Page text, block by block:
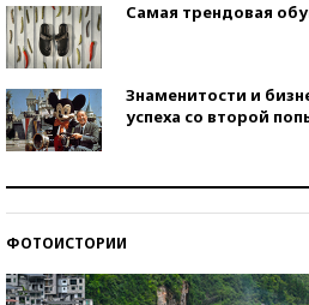
Самая трендовая
Знаменитости и
успеха со второй
ФОТОИСТОРИИ